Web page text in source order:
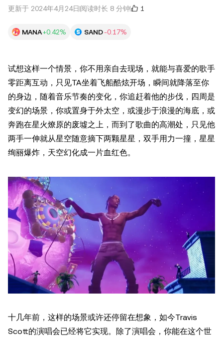
更新于 2024年4月24日 阅读时长 8 分钟 1
MANA+0.42% SAND-0.17%
试想这样一个情景，你不用亲自去现场，就能与喜爱的歌手
零距离互动，只见TA坐着飞船酷炫开场，瞬间就降落至你
的身边，随着音乐节奏的变化，你追赶着他的步伐，四周是
变幻的场景，你或置身于外太空，或漫步于浪漫的海底，或
奔跑在星火燎原的废墟之上，而到了歌曲的高潮处，只见他
两手一伸就从星空随意摘下两颗星星，双手用力一撞，星星
绚丽爆炸，天空幻化成一片血红色。
十几年前，这样的场景或许还停留在想象，如今Travis
Scott的演唱会已经将它实现。除了演唱会，你能在这个世